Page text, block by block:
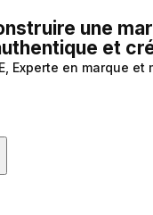
une
et
Experte en marque et